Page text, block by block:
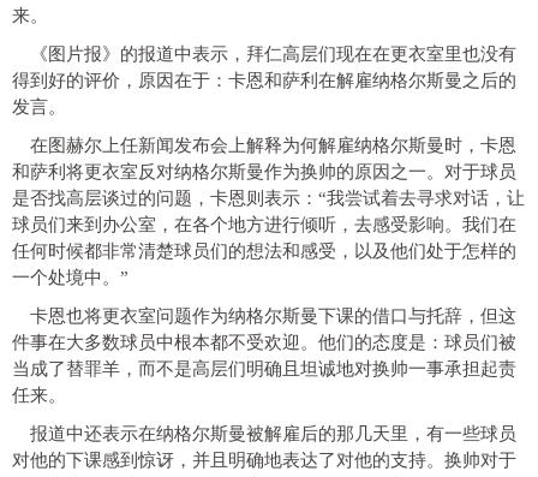
来。
《图片报》的报道中表示，拜仁高层们现在在更衣室里也没有
得到好的评价，原因在于：卡恩和萨利在解雇纳格尔斯曼之后的
发言。
在图赫尔上任新闻发布会上解释为何解雇纳格尔斯曼时，卡恩
和萨利将更衣室反对纳格尔斯曼作为换帅的原因之一。对于球员
是否找高层谈过的问题，卡恩则表示：“我尝试着去寻求对话，让
球员们来到办公室，在各个地方进行倾听，去感受影响。我们在
任何时候都非常清楚球员们的想法和感受，以及他们处于怎样的
一个处境中。”
卡恩也将更衣室问题作为纳格尔斯曼下课的借口与托辞，但这
件事在大多数球员中根本都不受欢迎。他们的态度是：球员们被
当成了替罪羊，而不是高层们明确且坦诚地对换帅一事承担起责
任来。
报道中还表示在纳格尔斯曼被解雇后的那几天里，有一些球员
对他的下课感到惊讶，并且明确地表达了对他的支持。换帅对于